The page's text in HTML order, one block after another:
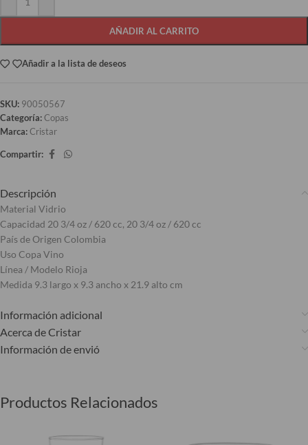
AÑADIR AL CARRITO
Añadir a la lista de deseos
SKU: 90050567
Categoría:Copas
Marca:Cristar
Compartir:
Descripción
Material Vidrio
Capacidad 20 3/4 oz / 620 cc, 20 3/4 oz / 620 cc
País de Origen Colombia
Uso Copa Vino
Línea / Modelo Rioja
Medida 9.3 largo x 9.3 ancho x 21.9 alto cm
Información adicional
Acerca de Cristar
Información de envió
Productos Relacionados